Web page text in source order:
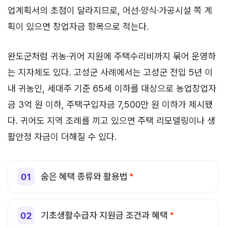
업계획서의 초점이 달라지므로, 어선·양식·가공시설 쪽 계
획이 있으면 창업자금 항목으로 적는다.
완도군처럼 귀농·귀어 지원에 주택수리비까지 묶어 운영하
는 지자체도 있다. 고성군 사례에서는 고성군 전입 5년 이
내 귀농인, 세대주 기준 65세 이하를 대상으로 농업창업자
금 3억 원 이하, 주택구입자금 7,500만 원 이하가 제시됐
다. 귀어도 지역 조례를 끼고 있으면 주택 리모델링이나 생
활안정 자금이 더해질 수 있다.
숨은 혜택 종류와 활용법
기초생활수급자 지원금 조건과 혜택